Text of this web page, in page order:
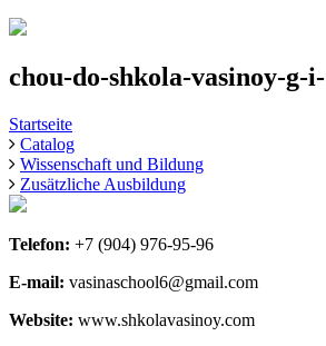
chou-do-shkola-vasinoy-g-i-
Startseite
Catalog
Wissenschaft und Bildung
Zusätzliche Ausbildung
Telefon: +7 (904) 976-95-96
E-mail: vasinaschool6@gmail.com
Website: www.shkolavasinoy.com